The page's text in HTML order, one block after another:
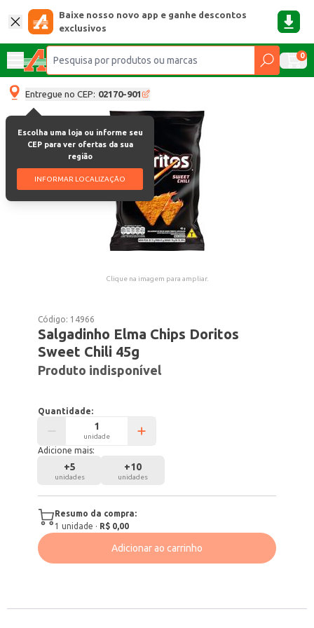
Baixe nosso novo app e ganhe descontos
exclusivos
0
Entregue no CEP: 02170-901
Escolha uma loja ou informe seu
CEP para ver ofertas da sua
região
INFORMAR LOCALIZAÇÃO
Clique na imagem para ampliar.
Código: 14966
Salgadinho Elma Chips Doritos
Sweet Chili 45g
Produto indisponível
Quantidade:
unidade
Adicione mais:
+5
unidades
+10
unidades
Resumo da compra:
1 unidade · R$ 0,00
Adicionar ao carrinho